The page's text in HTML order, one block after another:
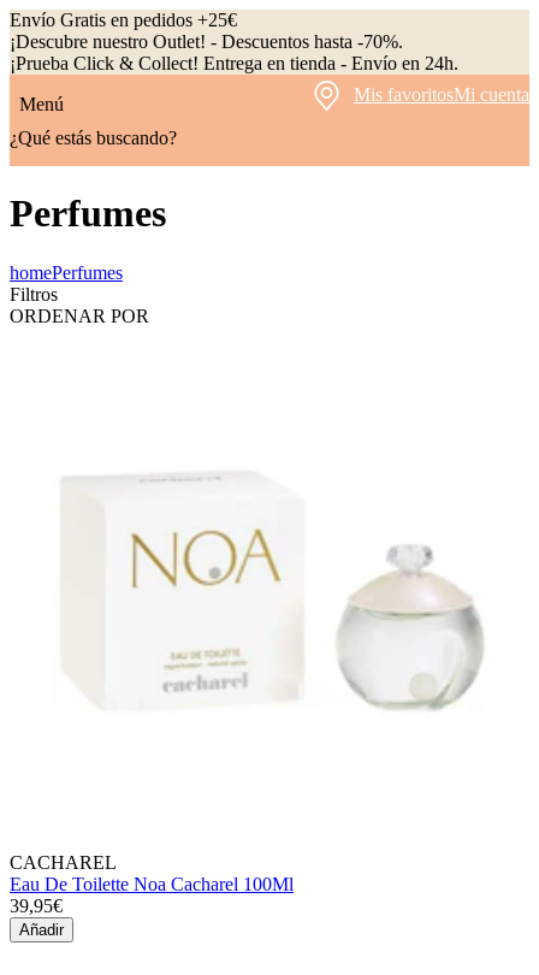
Envío Gratis en pedidos +25€
¡Descubre nuestro Outlet! - Descuentos hasta -70%.
¡Prueba Click & Collect! Entrega en tienda - Envío en 24h.
Menú
Mis favoritosMi cuenta
¿Qué estás buscando?
Perfumes
homePerfumes
Filtros
ORDENAR POR
CACHAREL
Eau De Toilette Noa Cacharel 100Ml
39,95€
Añadir